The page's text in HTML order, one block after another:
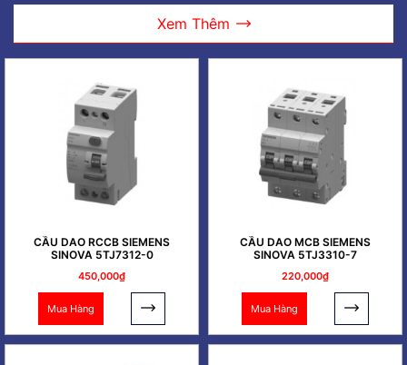
Xem Thêm
CẦU DAO RCCB SIEMENS
SINOVA 5TJ7312-0
450,000₫
Mua Hàng
CẦU DAO MCB SIEMENS
SINOVA 5TJ3310-7
220,000₫
Mua Hàng